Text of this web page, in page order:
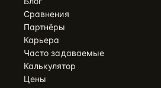
Сравнения
Партнёры
Карьера
Часто задаваемые
Калькулятор
Цены